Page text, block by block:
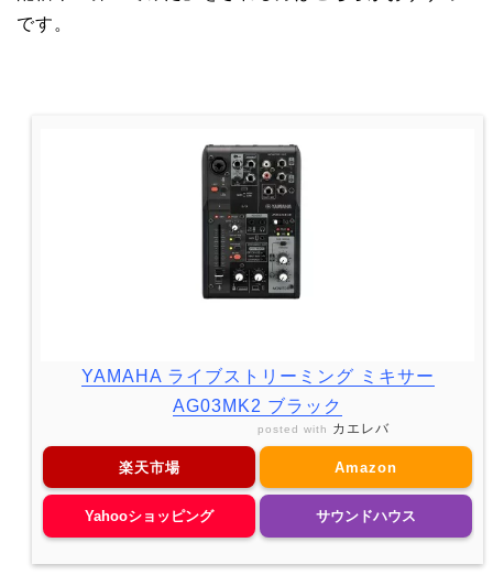
です。
YAMAHA ライブストリーミング ミキサー
AG03MK2 ブラック
posted with カエレバ
楽天市場 Amazon
Yahooショッピング サウンドハウス